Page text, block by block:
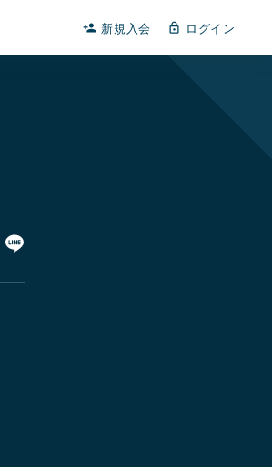
person_add 新規入会 lock_outline ログイン